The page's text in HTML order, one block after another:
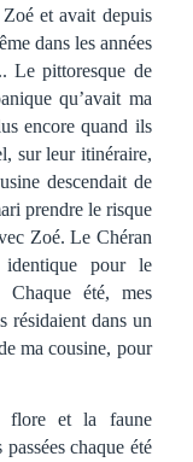
et avait depuis
dans les années
Le pittoresque de
qu’avait ma
encore quand ils
sur leur itinéraire,
descendait de
prendre le risque
Zoé. Le Chéran
pour le
Chaque été, mes
résidaient dans un
ma cousine, pour
flore et la faune
chaque été